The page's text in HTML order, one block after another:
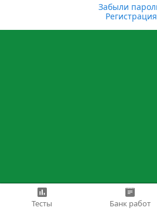
Тесты Банк работ
Забыли
Регистрация